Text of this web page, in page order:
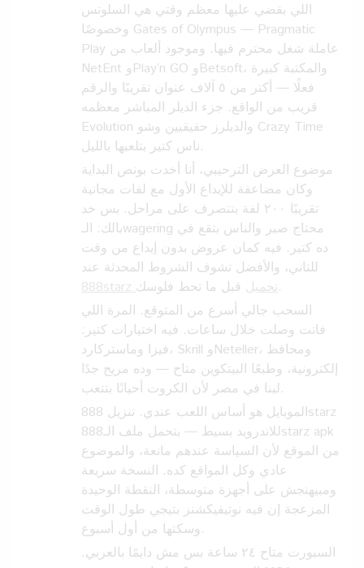
اللي بقضي عليها معظم وقتي هي السلوتس
وخصوصًا Gates of Olympus — Pragmatic
Play عاملة شغل محترم فيها. وموجود ألعاب من
NetEnt وPlay’n GO وBetsoft، والمكتبة كبيرة
فعلًا — أكتر من ٥ آلاف عنوان تقريبًا والرقم
قريب من الواقع. جزء الديلر المباشر معظمه
Evolution والديلرز حقيقيين وشو Crazy Time
ناس كتير بتلعبها بالليل.
موضوع العرض الترحيبي، أنا أخدت بونص البداية
وكان مضاعفة للإيداع الأول مع لفات مجانية
تقريبًا ٢٠٠ لفة بتتصرف على مراحل. بس خد
بالك: الـwagering محتاج صبر والناس بتقع في
ده كتير. فيه كمان عروض بدون إيداع من وقت
للتاني، والأفضل تشوف الشروط المحدثة عند
888starz تحميلقبل ما تحط فلوسك.
السحب جالي أسرع من المتوقع. المرة اللي
فاتت وصلت خلال ساعات. فيه اختيارات كتير:
فيزا وماستركارد، Skrill وNeteller، ومحافظ
إلكترونية، وطبعًا البيتكوين متاح — وده مريح جدًا
لينا في مصر لأن الكروت أحيانًا بتتعب.
الموبايل هو أساس اللعب عندي. تنزيل 888starz
للاندرويد بسيط — بتحمل ملف الـ888starz apk
من الموقع لأن السياسة عندهم مانعة، والموضوع
عادي وكل المواقع كده. النسخة سريعة
ومبيهنجش على أجهزة متوسطة، النقطة الوحيدة
المزعجة إن فيه نوتيفيكشنز بتيجي طول الوقت
وسكتها من أول أسبوع.
السبورت متاح ٢٤ ساعة بس مش دايمًا بالعربي.